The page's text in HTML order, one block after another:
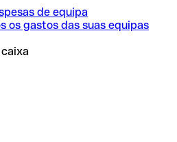
de equipa
os gastos das suas equipas